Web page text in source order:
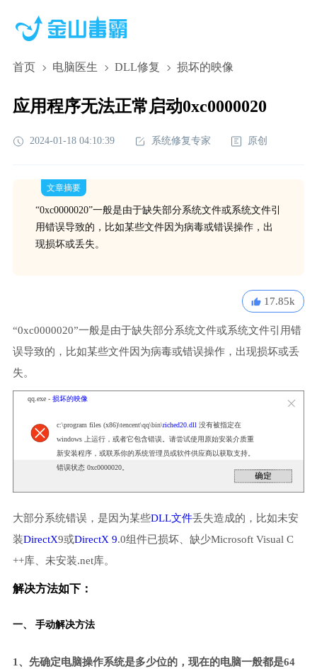
首页 电脑医生 DLL修复 损坏的映像
应用程序无法正常启动0xc0000020
2024-01-18 04:10:39 系统修复专家 原创
文章摘要
“0xc0000020”一般是由于缺失部分系统文件或系统文件引
用错误导致的，比如某些文件因为病毒或错误操作，出
现损坏或丢失。
17.85k
“0xc0000020”一般是由于缺失部分系统文件或系统文件引用错
误导致的，比如某些文件因为病毒或错误操作，出现损坏或丢
失。
qq.exe - 损坏的映像
c:\program files (x86)\tencent\qq\bin\riched20.dll 没有被指定在
windows 上运行，或者它包含错误。请尝试使用原始安装介质重
新安装程序，或联系你的系统管理员或软件供应商以获取支持。
错误状态 0xc0000020。
大部分系统错误，是因为某些DLL文件丢失造成的，比如未安
装DirectX9或DirectX 9.0组件已损坏、缺少Microsoft Visual C
++库、未安装.net库。
解决方法如下：
一、 手动解决方法
1、先确定电脑操作系统是多少位的，现在的电脑一般都是64